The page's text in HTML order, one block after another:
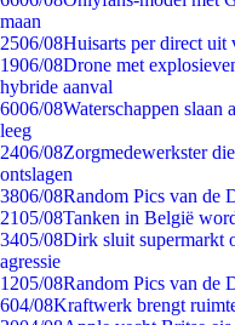
maan
2506/08Huisarts per direct uit
1906/08Drone met
hybride aanval
6006/08Waterschappen slaan
leeg
2406/08Zorgmedewerkster
ontslagen
3806/08Random Pics van de
2105/08Tanken in België
3405/08Dirk sluit supermarkt
agressie
1205/08Random Pics van de
604/08Kraftwerk brengt